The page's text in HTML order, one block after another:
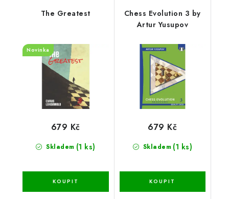
The Greatest
Novinka
Skladem (1 ks)
679 Kč
Chess Evolution 3 by
Artur Yusupov
Skladem (1 ks)
679 Kč